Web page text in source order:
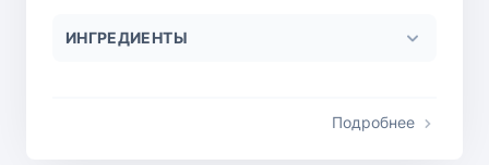
ИНГРЕДИЕНТЫ
Подробнее